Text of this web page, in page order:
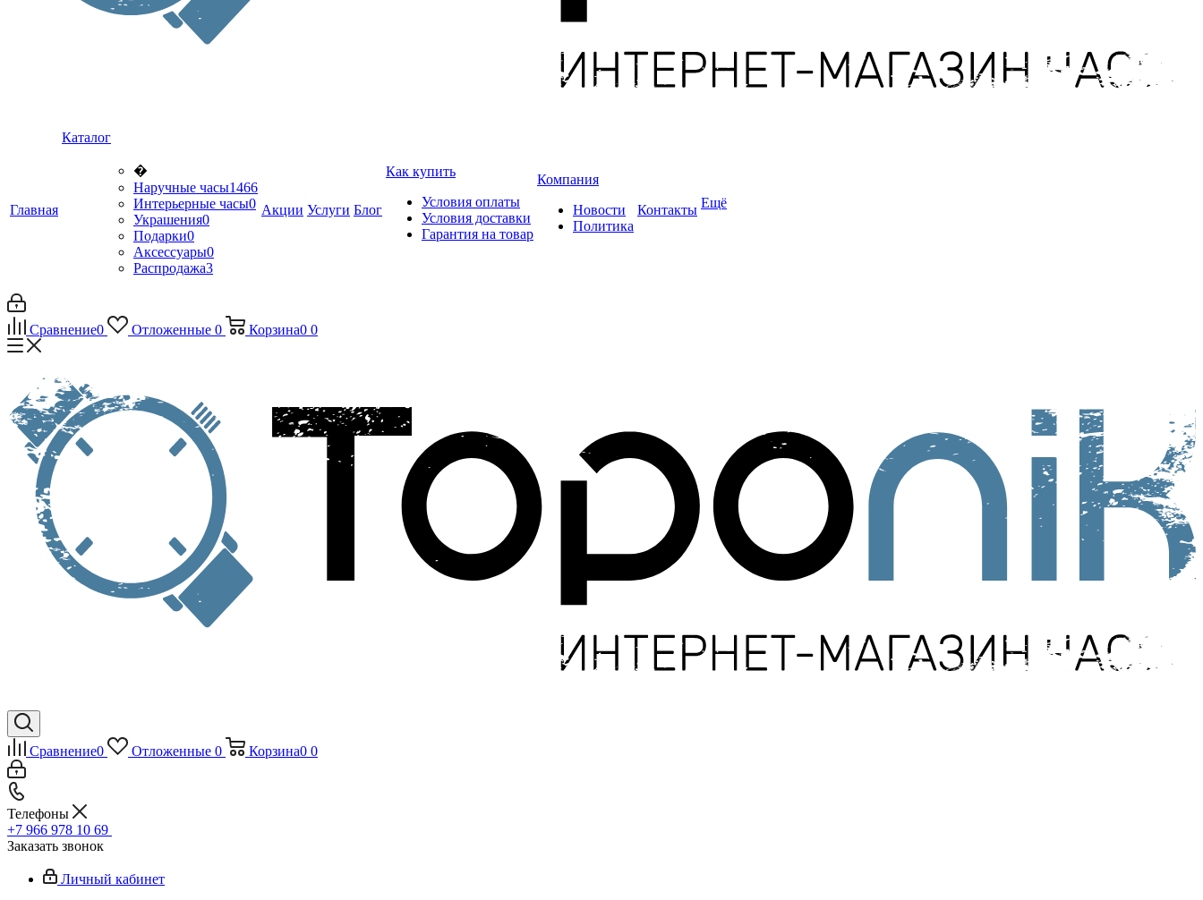
Главная
Каталог
�
Наручные часы1466
Интерьерные часы0
Украшения0
Подарки0
Аксессуары0
Распродажа3
Акции Услуги Блог
Как купить
Условия оплаты
Условия доставки
Гарантия на товар
Компания
Новости
Политика
Контакты Ещё
Сравнение0 Отложенные 0 Корзина0 0
Сравнение0 Отложенные 0 Корзина0 0
Телефоны
+7 966 978 10 69
Заказать звонок
Личный кабинет